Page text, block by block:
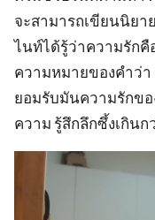
จะสามารถเขียนนิย
ไนท์ได้รู้ว่าความรักคื
ความหมายของคำว่า
ยอมรับมันความรักข
ความ รู้สึกลึกซึ้งเกิน